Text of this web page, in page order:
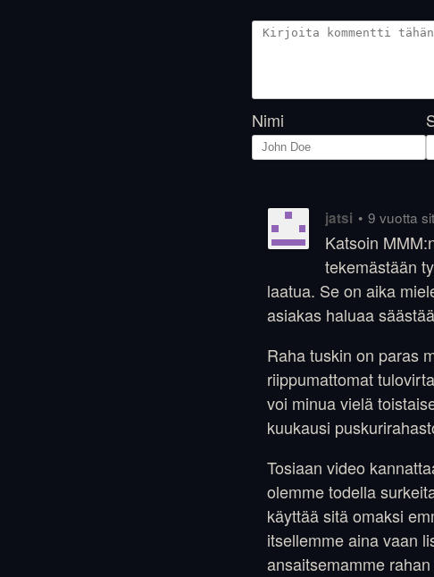
Nimi
jatsi • 9 vuotta
Katsoin
tekemästään
laatua. Se on aika
asiakas haluaa
Raha tuskin on paras
riippumattomat
voi minua vielä
kuukausi
Tosiaan video
olemme todella
käyttää sitä omaksi
itsellemme aina vaan
ansaitsemamme